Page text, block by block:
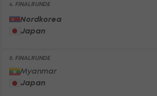
4. FINALRUNDE
Nordkorea
Japan
5. FINALRUNDE
Myanmar
Japan